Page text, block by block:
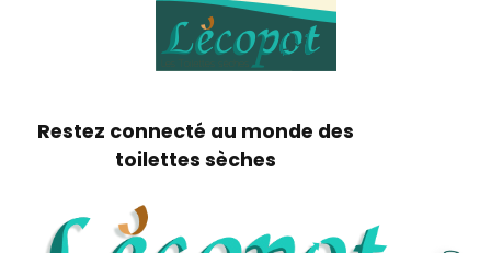
Restez connecté au monde des
toilettes sèches